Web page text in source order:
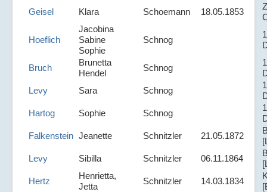
Geisel
Klara Schoemann 18.05.1853
Hoeflich
Jacobina
Sabine
Sophie
Schnog
Bruch
Brunetta
Hendel
Schnog
Levy
Sara Schnog
Hartog
Sophie Schnog
Falkenstein Jeanette Schnitzler 21.05.1872
Levy
Sibilla Schnitzler 06.11.1864
Hertz
Henrietta,
Jetta
Schnitzler 14.03.1834